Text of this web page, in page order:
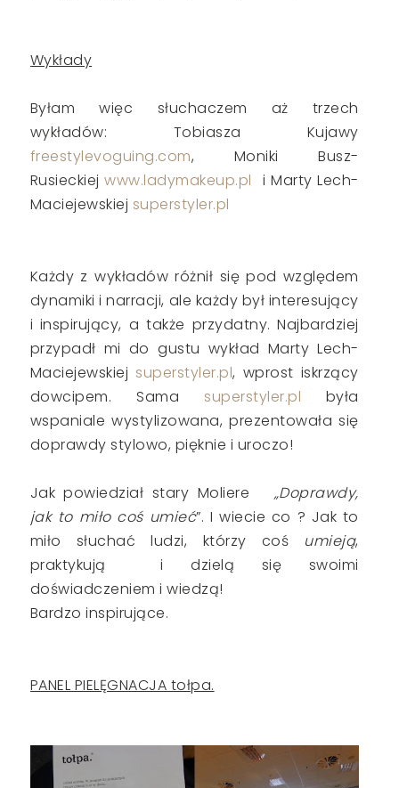
Wykłady
Byłam więc słuchaczem aż trzech
wykładów: Tobiasza Kujawy
freestylevoguing.com, Moniki Busz-
Rusieckiejwww.ladymakeup.pl i Marty Lech-
Maciejewskiej superstyler.pl
Każdy z wykładów różnił się pod względem
dynamiki i narracji, ale każdy był interesujący
i inspirujący, a także przydatny. Najbardziej
przypadł mi do gustu wykład Marty Lech-
Maciejewskiej superstyler.pl, wprost iskrzący
dowcipem. Sama superstyler.pl była
wspaniale wystylizowana, prezentowała się
doprawdy stylowo, pięknie i uroczo!
Jak powiedział stary Moliere
„Doprawdy,
jak to miło coś umieć”. I wiecie co ? Jak to
miło słuchać ludzi, którzy coś umieją,
praktykują i dzielą się swoimi
doświadczeniem i wiedzą!
Bardzo inspirujące.
PANEL PIELĘGNACJA tołpa.